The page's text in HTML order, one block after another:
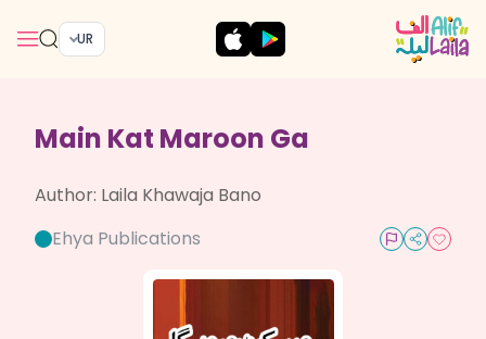
UR
Main Kat Maroon Ga
Author: Laila Khawaja Bano
Ehya Publications